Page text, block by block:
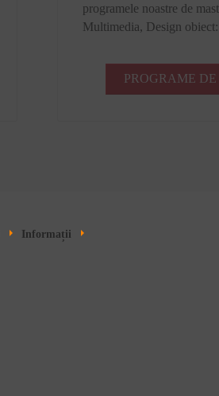
programele noastre de
Multimedia, Design
PROGRAME
Informații